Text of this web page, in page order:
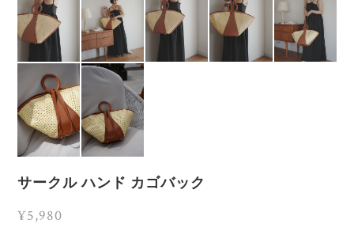
サークル ハンド カゴバック
¥5,980